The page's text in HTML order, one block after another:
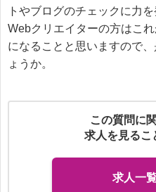
トやブログのチェックに力
Webクリエイターの方はこ
になることと思いますので
ょうか。
この質問に
求人を見るこ
求人一